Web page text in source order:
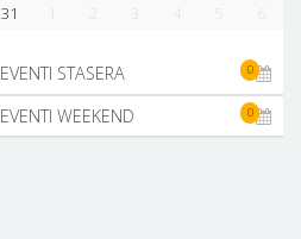
31
EVENTI STASERA 0
EVENTI WEEKEND 0